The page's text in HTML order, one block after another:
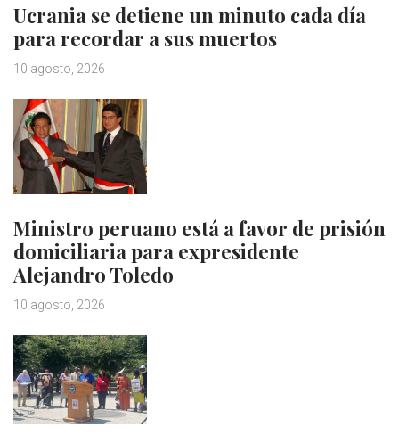
Ucrania se detiene un minuto cada día
para recordar a sus muertos
10 agosto, 2026
Ministro peruano está a favor de prisión
domiciliaria para expresidente
Alejandro Toledo
10 agosto, 2026